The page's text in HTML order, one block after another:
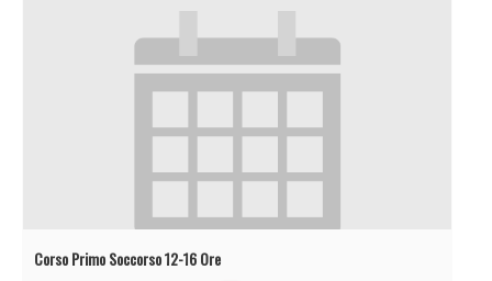
Corso Primo Soccorso 12-16 Ore